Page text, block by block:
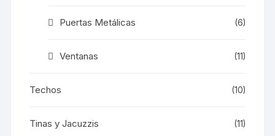
Puertas Metálicas (6)
Ventanas (11)
Techos (10)
Tinas y Jacuzzis (11)